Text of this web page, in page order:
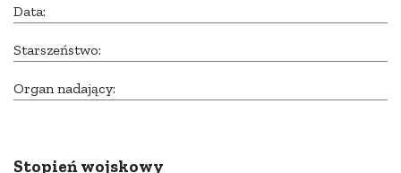
Data:
Starszeństwo:
Organ nadający:
Stopień wojskowy